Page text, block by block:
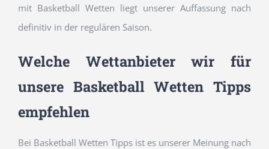
mit Basketball Wetten liegt unserer Auffassung nach
definitiv in der regulären Saison.
Welche Wettanbieter wir für
unsere Basketball Wetten Tipps
empfehlen
Bei Basketball Wetten Tipps ist es unserer Meinung nach